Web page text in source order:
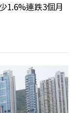
1.6%連跌3個月